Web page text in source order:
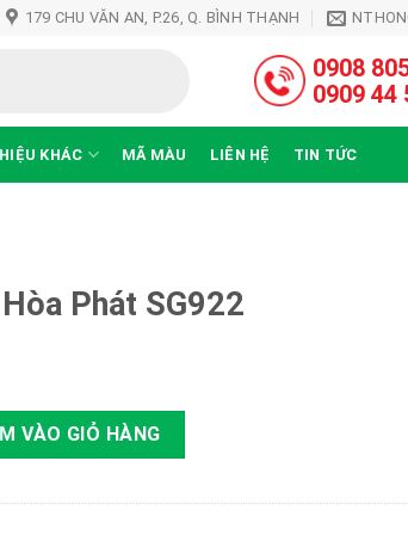
179 CHU VĂN AN, P.26, Q. BÌNH THẠNH
0908
0909 44
KHÁC MÃ MÀU LIÊN HỆ TIN TỨC
Phát SG922
số lượng
VÀO GIỎ HÀNG